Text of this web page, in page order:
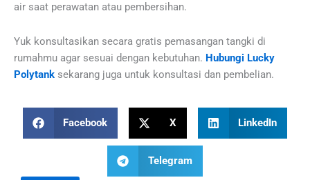
air saat perawatan atau pembersihan.
Yuk konsultasikan secara gratis pemasangan tangki di
rumahmu agar sesuai dengan kebutuhan. Hubungi Lucky
Polytank sekarang juga untuk konsultasi dan pembelian.
Facebook X LinkedIn
Telegram